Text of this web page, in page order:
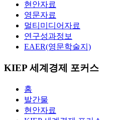
현안자료
영문자료
멀티미디어자료
연구성과정보
EAER(영문학술지)
KIEP 세계경제 포커스
홈
발간물
현안자료